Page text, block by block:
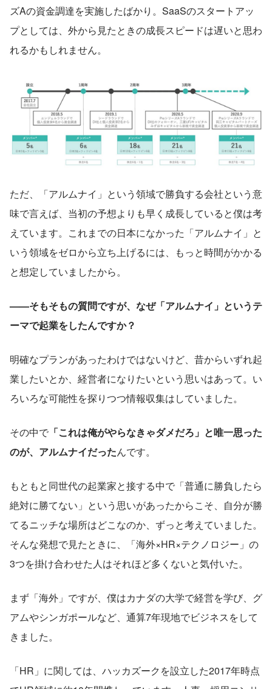
ズAの資金調達を実施したばかり。SaaSのスタートアッ
プとしては、外から見たときの成長スピードは遅いと思わ
れるかもしれません。
ただ、「アルムナイ」という領域で勝負する会社という意
味で言えば、当初の予想よりも早く成長していると僕は考
えています。これまでの日本になかった「アルムナイ」と
いう領域をゼロから立ち上げるには、もっと時間がかかる
と想定していましたから。
——そもそもの質問ですが、なぜ「アルムナイ」というテ
ーマで起業をしたんですか？
明確なプランがあったわけではないけど、昔からいずれ起
業したいとか、経営者になりたいという思いはあって。い
ろいろな可能性を探りつつ情報収集はしていました。
その中で 「これは俺がやらなきゃダメだろ」と唯一思った
のが、アルムナイだったんです。
もともと同世代の起業家と接する中で「普通に勝負したら
絶対に勝てない」という思いがあったからこそ、自分が勝
てるニッチな場所はどこなのか、ずっと考えていました。
そんな発想で見たときに、「海外×HR×テクノロジー」の
3つを掛け合わせた人はそれほど多くないと気付いた。
まず「海外」ですが、僕はカナダの大学で経営を学び、グ
アムやシンガポールなど、通算7年現地でビジネスをして
きました。
「HR」に関しては、ハッカズークを設立した2017年時点